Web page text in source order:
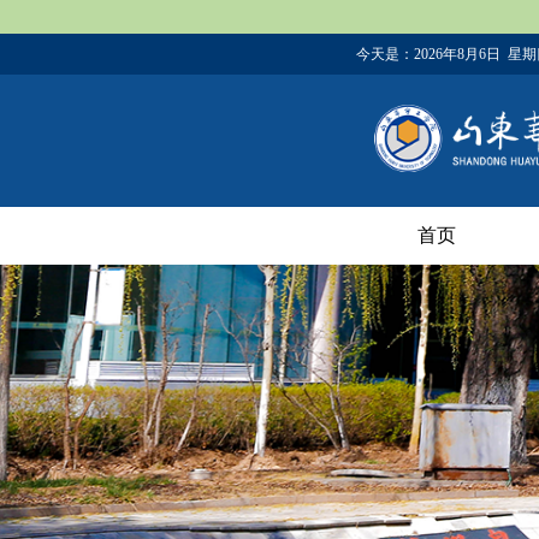
今天是： 2026年8月6日 星
首页